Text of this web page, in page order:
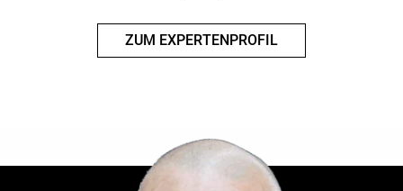
ZUM EXPERTENPROFIL